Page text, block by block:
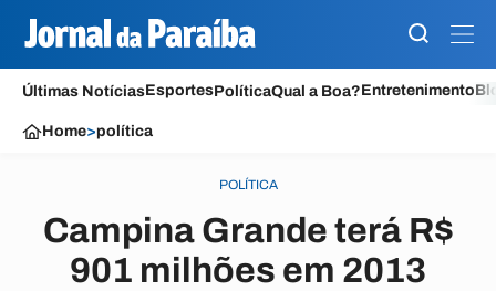
Últimas NotíciasEsportesPolíticaQual a Boa?Entretenimento
Home>política
POLÍTICA
Campina Grande terá R$
901 milhões em 2013